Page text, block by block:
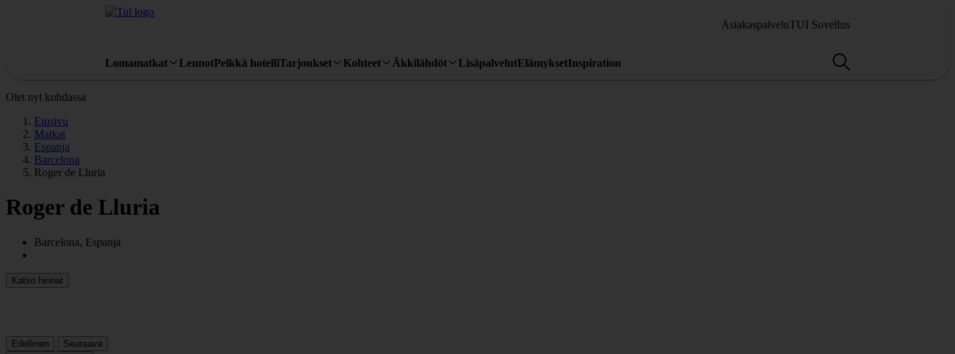
AsiakaspalveluTUI Sovellus
Lomamatkat LennotPelkkä hotelliTarjoukset Kohteet Äkkilähdöt LisäpalvelutElämyksetInspiration
Olet nyt kohdassa
Etusivu
Matkat
Espanja
Barcelona
Roger de Lluria
Roger de Lluria
Barcelona, Espanja
Katso hinnat
Edellinen
Seuraava